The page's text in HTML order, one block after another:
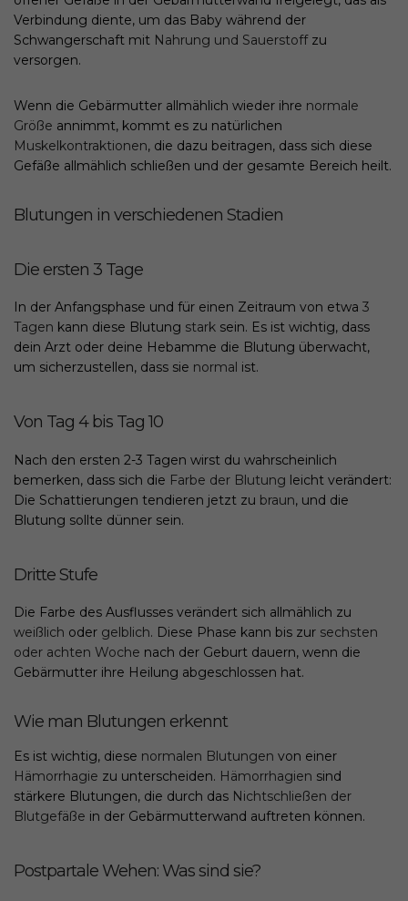
Verbindung diente, um das Baby während der
Schwangerschaft mit Nahrung und Sauerstoffzu
versorgen.
Wenn die Gebärmutter allmählich wieder ihre normale
Größe annimmt, kommt es zu natürlichen
Muskelkontraktionen, die dazu beitragen, dass sich diese
Gefäße allmählich schließen und der gesamte Bereich heilt.
Blutungen in verschiedenen Stadien
Die ersten 3 Tage
In der Anfangsphase und für einen Zeitraum von etwa 3
Tagen kann diese Blutung stark sein. Es ist wichtig, dass
dein Arzt oder deine Hebamme die Blutung überwacht,
um sicherzustellen, dass sie normal ist.
Von Tag 4 bis Tag 10
Nach den ersten 2-3 Tagen wirst du wahrscheinlich
bemerken, dass sich die Farbe der Blutung leicht verändert:
Die Schattierungen tendieren jetzt zu braun, und die
Blutung sollte dünner sein.
Dritte Stufe
Die Farbe des Ausflusses verändert sich allmählich zu
weißlich oder gelblich. Diese Phase kann bis zur sechsten
oder achten Woche nach der Geburt dauern, wenn die
Gebärmutter ihre Heilung abgeschlossen hat.
Wie man Blutungen erkennt
Es ist wichtig, diese normalen Blutungen von einer
Hämorrhagie zu unterscheiden. Hämorrhagien sind
stärkere Blutungen, die durch das Nichtschließen der
Blutgefäße in der Gebärmutterwand auftreten können.
Postpartale Wehen: Was sind sie?